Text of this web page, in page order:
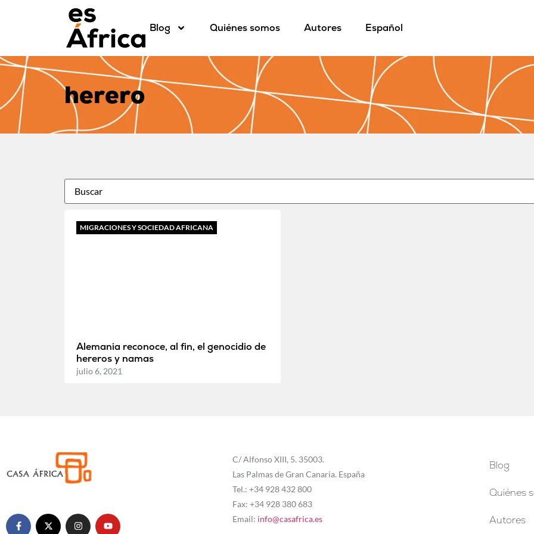
Blog Quiénes somos Autores Español
herero
MIGRACIONES Y SOCIEDAD AFRICANA
Alemania reconoce, al fin, el genocidio de
hereros y namas
julio 6, 2021
C/ Alfonso XIII, 5. 35003.
Las Palmas de Gran Canaria. España
Tel.: +34 928 432 800
Fax: +34 928 380 683
Email: info@casafrica.es
Blog
Quiénes
Autores